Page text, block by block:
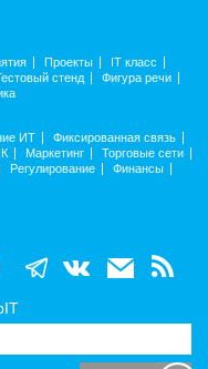
Проекты
IT класс
стенд
Фигура речи
ИТ
Фиксированная связь
Маркетинг
Торговые сети
Регулирование
Финансы